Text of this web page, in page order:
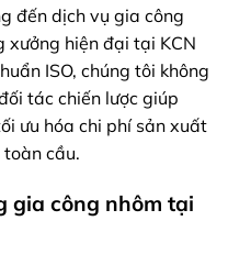
đến dịch vụ gia công
xưởng hiện đại tại KCN
ISO, chúng tôi không
tác chiến lược giúp
ưu hóa chi phí sản xuất
cầu.
gia công nhôm tại